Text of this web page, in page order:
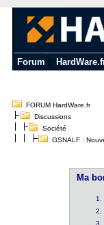
Forum
FORUM HardWare.fr
Discussions
Société
GSNALF :
Ma